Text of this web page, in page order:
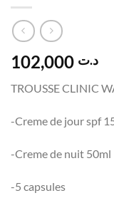
د.ت
TROUSSE CLINIC
-Creme de jour spf
-Creme de nuit 50ml
-5 capsules